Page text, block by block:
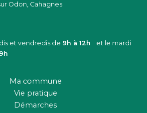
Odon, Cahagnes
et vendredis de 9h à 12h et le mardi
Ma commune
Vie pratique
Démarches